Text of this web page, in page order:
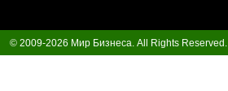
© 2009-2026 Мир Бизнеса. All Rights Reserved.